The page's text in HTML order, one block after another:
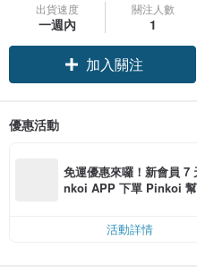
出貨速度
一週內
關注人數
1
加入關注
優惠活動
免運優惠來囉！新會員 7
nkoi APP 下單 Pinkoi
活動詳情